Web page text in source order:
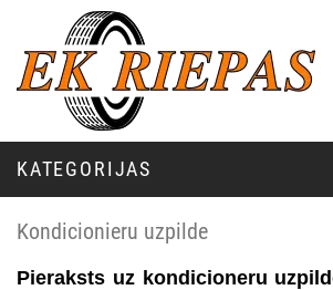
KATEGORIJAS
Kondicionieru uzpilde
Pieraksts uz kondicioneru